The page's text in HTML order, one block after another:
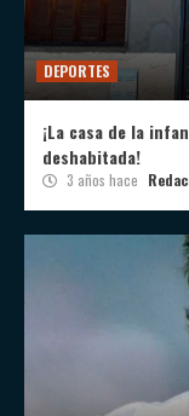
DEPORTES
¡La casa de la
deshabitada!
3 años hace